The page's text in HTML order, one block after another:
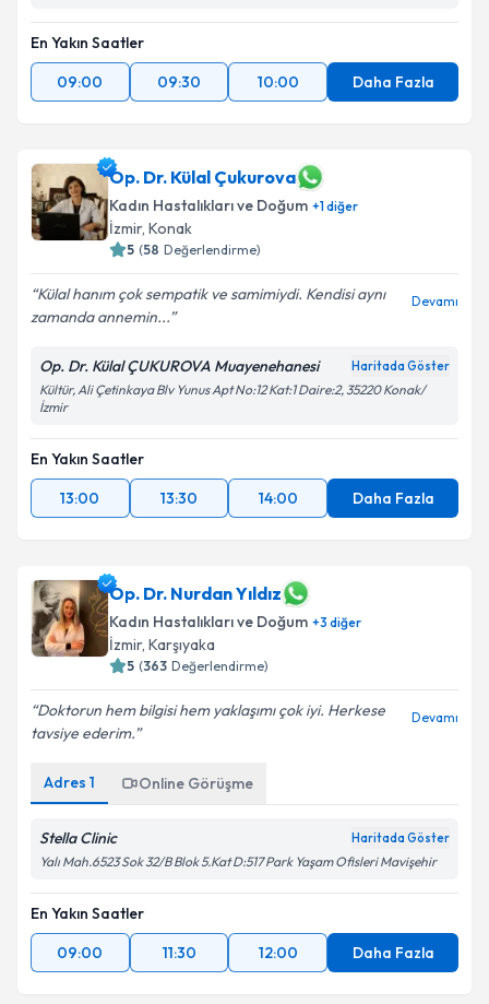
En Yakın Saatler
09:00
09:30 10:00 Daha Fazla
Op. Dr. Külal Çukurova
Kadın Hastalıkları ve Doğum +1diğer
İzmir, Konak
5 (58 Değerlendirme)
Külal hanım çok sempatik ve samimiydi. Kendisi aynı
zamanda annemin...
Devamı
Op. Dr. Külal ÇUKUROVA Muayenehanesi Haritada Göster
Kültür, Ali Çetinkaya Blv Yunus Apt No:12 Kat:1 Daire:2, 35220 Konak/
İzmir
En Yakın Saatler
13:00
13:30 14:00 Daha Fazla
Op. Dr. Nurdan Yıldız
Kadın Hastalıkları ve Doğum +3 diğer
İzmir, Karşıyaka
5 (363 Değerlendirme)
Doktorun hem bilgisi hem yaklaşımı çok iyi. Herkese
tavsiye ederim.
Devamı
Adres 1 Online Görüşme
Stella Clinic Haritada Göster
Yalı Mah.6523 Sok 32/B Blok 5.Kat D:517 Park Yaşam Ofisleri Mavişehir
En Yakın Saatler
09:00
11:30 12:00 Daha Fazla